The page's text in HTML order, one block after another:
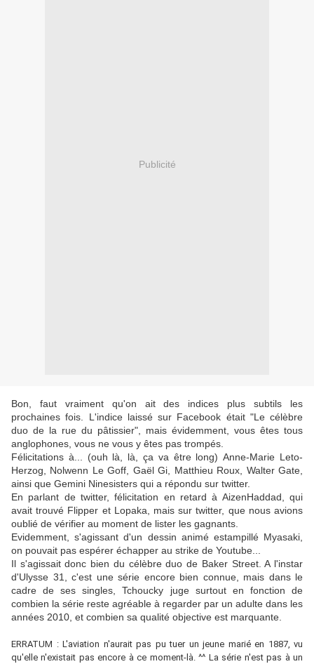
Publicité
Bon, faut vraiment qu'on ait des indices plus subtils les
prochaines fois. L'indice laissé sur Facebook était "Le célèbre
duo de la rue du pâtissier", mais évidemment, vous êtes tous
anglophones, vous ne vous y êtes pas trompés.
Félicitations à... (ouh là, là, ça va être long) Anne-Marie Leto-
Herzog, Nolwenn Le Goff, Gaël Gi, Matthieu Roux, Walter Gate,
ainsi que Gemini Ninesisters‏ qui a répondu sur twitter.
En parlant de twitter, félicitation en retard à AizenHaddad‏, qui
avait trouvé Flipper et Lopaka, mais sur twitter, que nous avions
oublié de vérifier au moment de lister les gagnants.
Evidemment, s'agissant d'un dessin animé estampillé Myasaki,
on pouvait pas espérer échapper au strike de Youtube...
Il s'agissait donc bien du célèbre duo de Baker Street. A l'instar
d'Ulysse 31, c'est une série encore bien connue, mais dans le
cadre de ses singles, Tchoucky juge surtout en fonction de
combien la série reste agréable à regarder par un adulte dans les
années 2010, et combien sa qualité objective est marquante.
ERRATUM : L'aviation n'aurait pas pu tuer un jeune marié en 1887, vu
qu'elle n'existait pas encore à ce moment-là. ^^ La série n'est pas à un